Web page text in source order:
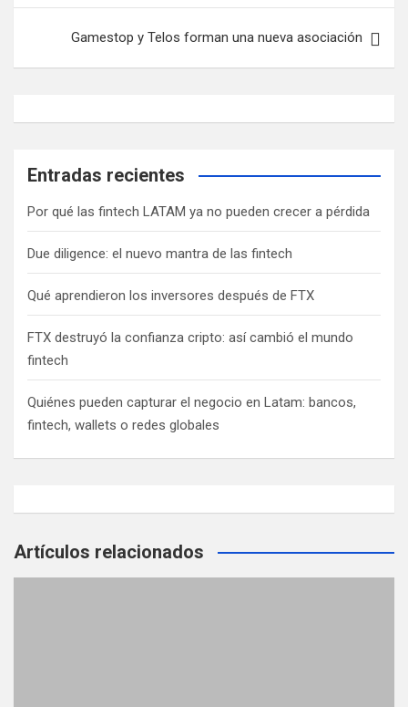
a
Gamestop y Telos forman una nueva asociación
Entradas recientes
Por qué las fintech LATAM ya no pueden crecer a pérdida
Due diligence: el nuevo mantra de las fintech
Qué aprendieron los inversores después de FTX
FTX destruyó la confianza cripto: así cambió el mundo
fintech
Quiénes pueden capturar el negocio en Latam: bancos,
fintech, wallets o redes globales
Artículos relacionados